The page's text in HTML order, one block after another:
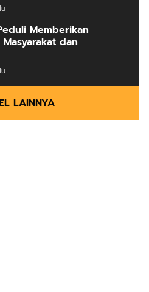
Memberikan
dan
LAINNYA